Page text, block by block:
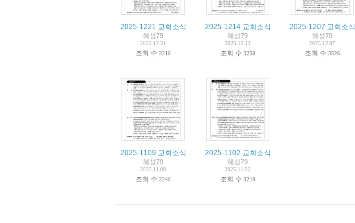
2025-1221 교회소식
혜성79
2025.12.21
조회 수 3218
2025-1214 교회소식
혜성79
2025.12.13
조회 수 3250
2025-1207 교회소식
혜성79
2025.12.07
조회 수 3526
2025-1109 교회소식
혜성79
2025.11.09
조회 수 3240
2025-1102 교회소식
혜성79
2025.11.02
조회 수 3219